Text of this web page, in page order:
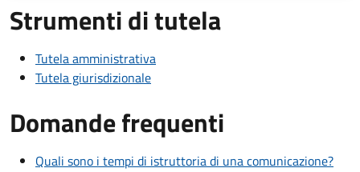
Strumenti di tutela
Tutela amministrativa
Tutela giurisdizionale
Domande frequenti
Quali sono i tempi di istruttoria di una comunicazione?